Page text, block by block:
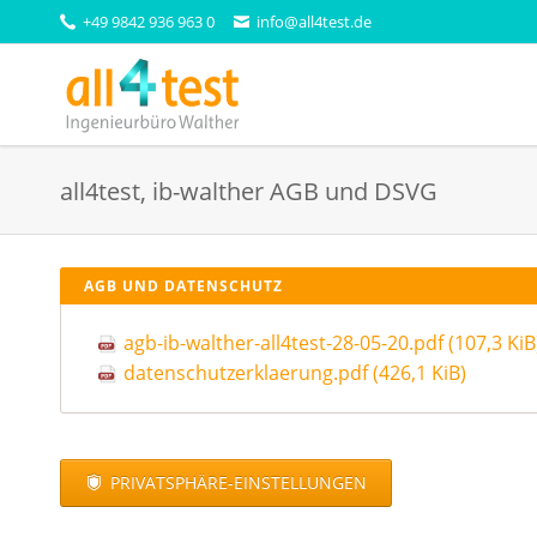
+49 9842 936 963 0 info@all4test.de
Probenvorbereitung
Dickenmesser
Coater - Laminator
Klebkraftprüfgeräte
Mechanische Prüfung
Burst - Leak
Glätte und Luftdurchlässigkeit
Abrieb - Verschleiß
Zug - Druck Prüfgeräte
Vibration - Schock -
Kraft - Drehmoment
Röntgenfluoreszenz
SUCHEN
all4test, ib-walther AGB und DSVG
AGB UND DATENSCHUTZ
agb-ib-walther-all4test-28-05-20.pdf(107,3
datenschutzerklaerung.pdf(426,1 KiB)
PRIVATSPHÄRE-EINSTELLUNGEN